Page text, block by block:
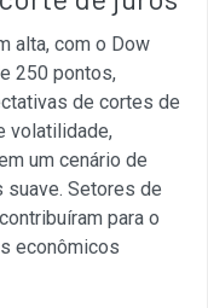
alta, com o Dow
250 pontos,
de cortes de
volatilidade,
um cenário de
suave. Setores de
para o
econômicos